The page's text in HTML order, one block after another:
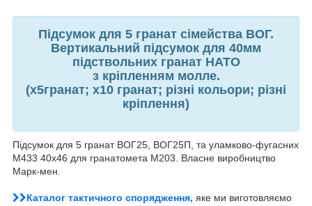
Підсумок для 5 гранат сімейства ВОГ.
Вертикальний підсумок для 40мм
підствольних гранат НАТО
з кріпленням молле.
(х5гранат; х10 гранат; різні кольори; різні
кріплення)
Підсумок для 5 гранат ВОГ25, ВОГ25П, та уламково-фугасних
М433 40х46 для гранатомета М203. Власне виробництво
Марк-мен.
Каталог тактичного спорядження, яке ми виготовляємо